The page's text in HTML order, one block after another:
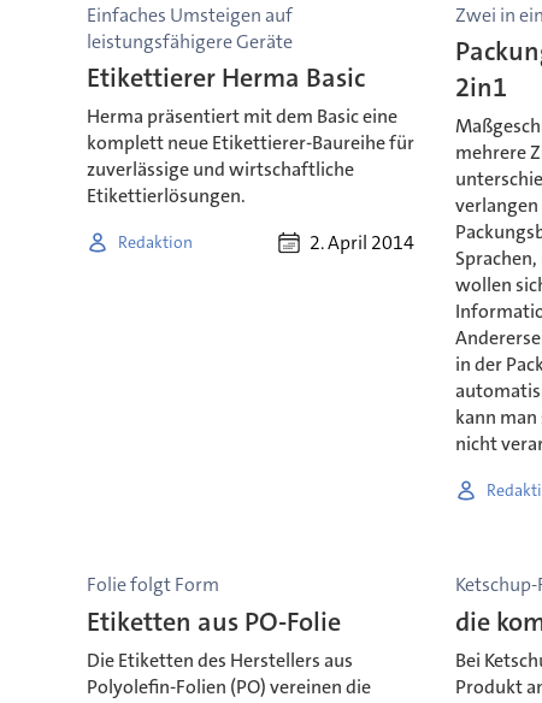
Einfaches Umsteigen auf
leistungsfähigere Geräte
Etikettierer Herma Basic
Herma präsentiert mit dem Basic eine
komplett neue Etikettierer-Baureihe für
zuverlässige und wirtschaftliche
Etikettierlösungen.
Redaktion 2. April 2014
Zwei in
2in1
mehrere
verlangen
wollen
in der
kann man
nicht
Folie folgt Form
Etiketten aus PO-Folie
Die Etiketten des Herstellers aus
Polyolefin-Folien (PO) vereinen die
die
Bei
Produkt